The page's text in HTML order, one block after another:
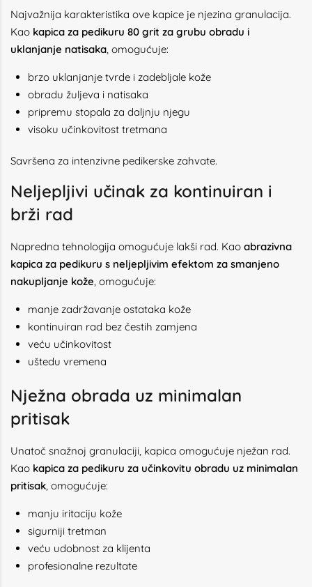
Najvažnija karakteristika ove kapice je njezina granulacija.
Kao kapica za pedikuru 80 grit za grubu obradu i
uklanjanje natisaka, omogućuje:
brzo uklanjanje tvrde i zadebljale kože
obradu žuljeva i natisaka
pripremu stopala za daljnju njegu
visoku učinkovitost tretmana
Savršena za intenzivne pedikerske zahvate.
Neljepljivi učinak za kontinuiran i
brži rad
Napredna tehnologija omogućuje lakši rad. Kao abrazivna
kapica za pedikuru s neljepljivim efektom za smanjeno
nakupljanje kože, omogućuje:
manje zadržavanje ostataka kože
kontinuiran rad bez čestih zamjena
veću učinkovitost
uštedu vremena
Nježna obrada uz minimalan
pritisak
Unatoč snažnoj granulaciji, kapica omogućuje nježan rad.
Kao kapica za pedikuru za učinkovitu obradu uz minimalan
pritisak, omogućuje:
manju iritaciju kože
sigurniji tretman
veću udobnost za klijenta
profesionalne rezultate